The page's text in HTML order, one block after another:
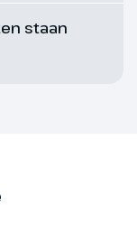
staan